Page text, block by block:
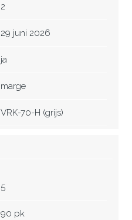
2
29 juni 2026
ja
marge
VRK-70-H (grijs)
5
90 pk